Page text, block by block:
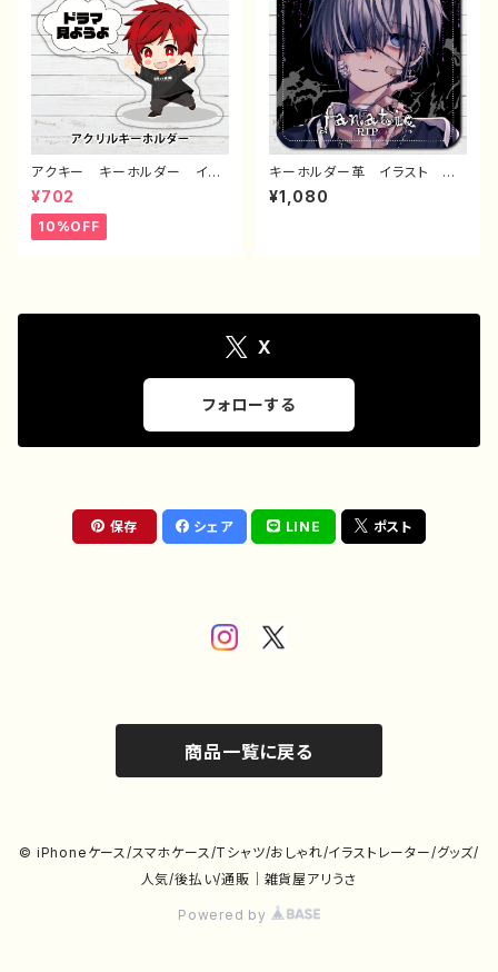
アクキー キーホルダー イラ
スト 男の子 かわいい 少
年 おしゃれ メンズ エモ
い 個性的 おすすめ 人気
イラストレーター クリエイタ
¥702
10%OFF
キーホルダー革 イラスト 男
の子 かっこいい イケメン
おしゃれ エモい 病みかわい
¥1,080
X
フォローする
保存 シェア LINE ポスト
商品一覧に戻る
© iPhoneケース/スマホケース/Tシャツ/おしゃれ/イラストレーター/グッズ/
人気/後払い/通販｜雑貨屋アリうさ
Powered by